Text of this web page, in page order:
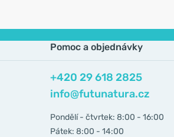
Pomoc a objednávky
+420 29 618 2825
info@futunatura.cz
Pondělí - čtvrtek: 8:00 - 16:00
Pátek: 8:00 - 14:00